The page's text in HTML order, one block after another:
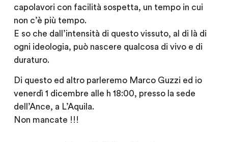
capolavori con facilità sospetta, un tempo in cui
non c’è più tempo.
E so che dall’intensità di questo vissuto, al di là di
ogni ideologia, può nascere qualcosa di vivo e di
duraturo.
Di questo ed altro parleremo Marco Guzzi ed io
venerdì 1 dicembre alle h 18:00, presso la sede
dell’Ance, a L’Aquila.
Non mancate !!!